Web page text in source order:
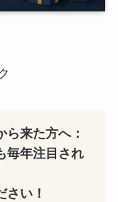
ら来た方へ：
毎年注目され
さい！